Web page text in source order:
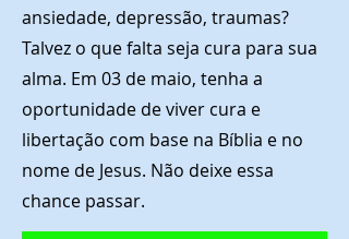
ansiedade, depressão, traumas?
Talvez o que falta seja cura para sua
alma. Em 03 de maio, tenha a
oportunidade de viver cura e
libertação com base na Bíblia e no
nome de Jesus. Não deixe essa
chance passar.